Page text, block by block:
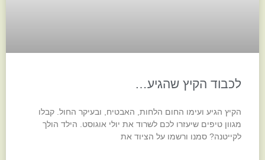
לכבוד הקיץ שהגיע…
הקיץ הגיע ועימו החום הלחות, האבטיח, ובעיקר החול. קבלו
מגוון טיפים שיעזרו לכם לשרוד את יולי אוגוסט. הילד הולך
לקייטנה? סמנו ורשמו על הציוד את